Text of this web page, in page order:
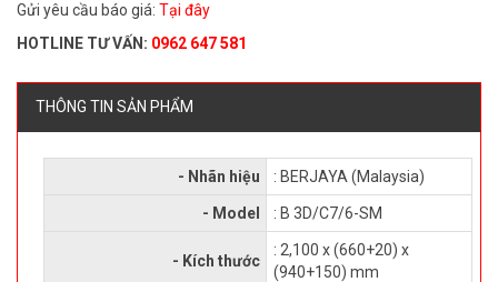
Gửi yêu cầu báo giá: Tại đây
HOTLINE TƯ VẤN: 0962 647 581
THÔNG TIN SẢN PHẨM
- Nhãn hiệu : BERJAYA (Malaysia)
- Model : B 3D/C7/6-SM
- Kích thước
: 2,100 x (660+20) x
(940+150) mm